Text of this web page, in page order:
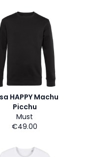
HAPPY Machu
Picchu
Must
€49.00